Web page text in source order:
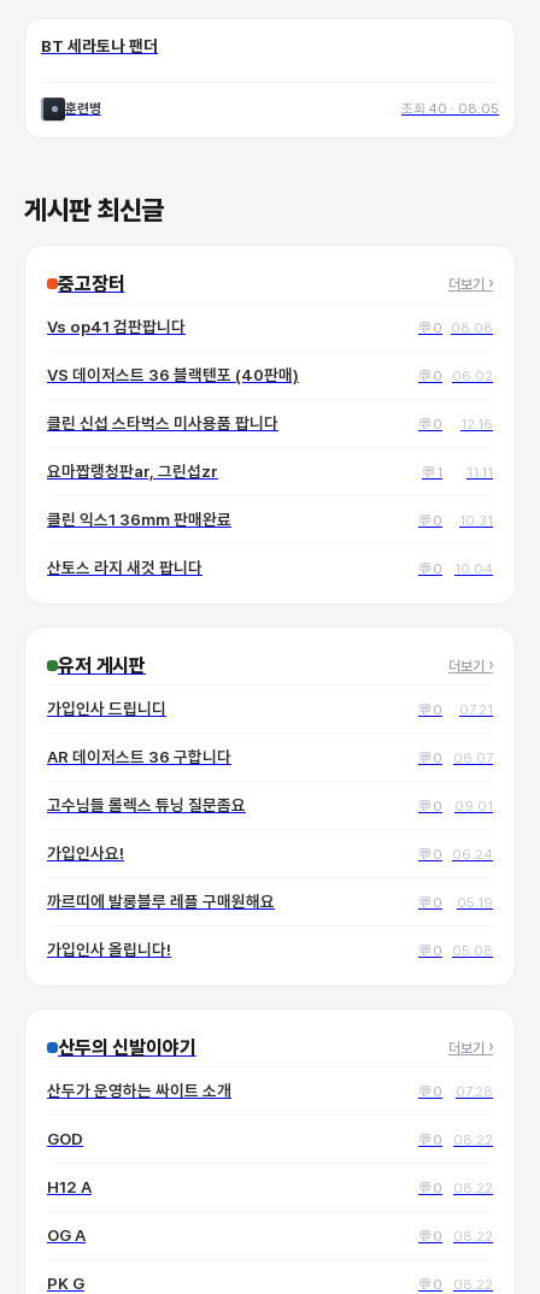
BT 세라토나 팬더
훈련병 조회 40 · 08.05
게시판 최신글
중고장터 더보기 ›
Vs op41 검판팝니다 💬 0 08.08
VS 데이저스트 36 블랙텐포 (40판매) 💬 0 06.02
클린 신섭 스타벅스 미사용품 팝니다 💬 0 12.16
요마짭랭청판ar, 그린섭zr 💬 1 11.11
클린 익스1 36mm 판매완료 💬 0 10.31
산토스 라지 새것 팝니다 💬 0 10.04
유저 게시판 더보기 ›
가입인사 드립니디 💬 0 07.21
AR 데이저스트 36 구합니다 💬 0 06.07
고수님들 롤렉스 튜닝 질문좀요 💬 0 09.01
가입인사요! 💬 0 06.24
까르띠에 발롱블루 레플 구매원해요 💬 0 05.19
가입인사 올립니다! 💬 0 05.08
산두의 신발이야기 더보기 ›
산두가 운영하는 싸이트 소개 💬 0 07.28
GOD 💬 0 08.22
H12 A 💬 0 08.22
OG A 💬 0 08.22
PK G 💬 0 08.22